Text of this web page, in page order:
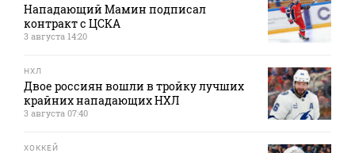
Нападающий Мамин подписал
контракт с ЦСКА
3 августа 14:20
НХЛ
Двое россиян вошли в тройку лучших
крайних нападающих НХЛ
3 августа 07:40
ХОККЕЙ